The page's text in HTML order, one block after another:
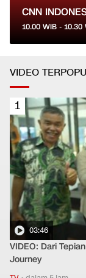
CNN
10.00 WIB - 10.30
VIDEO
1
03:46
VIDEO: Dari
Journey